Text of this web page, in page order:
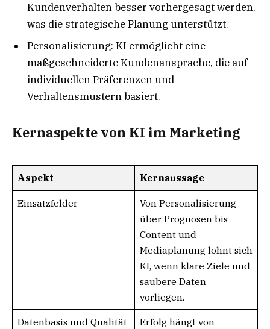
Kundenverhalten besser vorhergesagt werden,
was die strategische Planung unterstützt.
Personalisierung: KI ermöglicht eine
maßgeschneiderte Kundenansprache, die auf
individuellen Präferenzen und
Verhaltensmustern basiert.
Kernaspekte von KI im Marketing
Aspekt Kernaussage
Einsatzfelder
Von Personalisierung
über Prognosen bis
Content und
Mediaplanung lohnt sich
KI, wenn klare Ziele und
saubere Daten
vorliegen.
Datenbasis und Qualität
Erfolg hängt von